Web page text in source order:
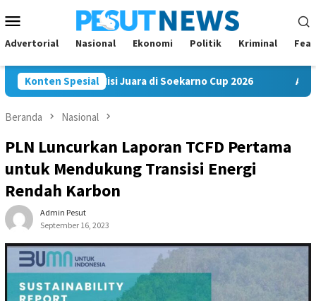
ke
kontenMobile
Advertorial Nasional Ekonomi Politik Kriminal
Konten Spesial
Bawa Misi Juara di Soekarno Cup 2026 Andi Satya
Beranda Nasional
PLN Luncurkan Laporan TCFD Pertama
untuk Mendukung Transisi Energi
Rendah Karbon
Admin Pesut
September 16, 2023